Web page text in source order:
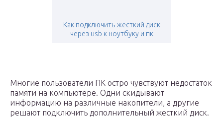
Как подключить жесткий диск
через usb к ноутбуку и пк
Многие пользователи ПК остро чувствуют недостаток
памяти на компьютере. Одни скидывают
информацию на различные накопители, а другие
решают подключить дополнительный жесткий диск.